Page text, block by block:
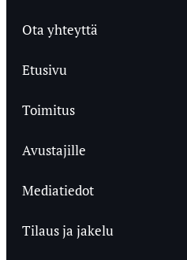
Ota yhteyttä
Etusivu
Toimitus
Avustajille
Mediatiedot
Tilaus ja jakelu